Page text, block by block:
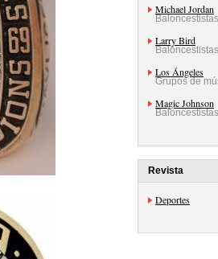
Michael Jordan
Baloncestistas
Larry Bird
Baloncestistas
Los Ángeles
Grupos de
Magic Johnson
Baloncestistas
Revista
Deportes